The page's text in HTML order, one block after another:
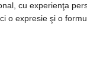
cu experienţa
o expresie şi o